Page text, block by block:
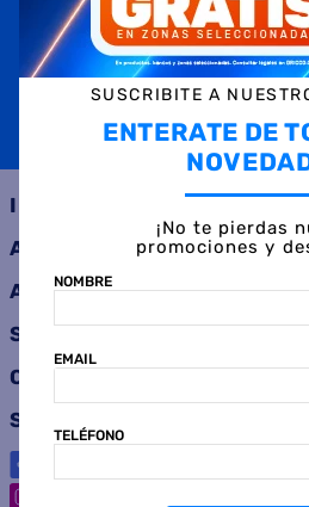
TELÉFONO
INSTITUCIONAL
AYUDA
ATENCIÓN AL CLIENTE
SERVICIOS
CONSUMIDOR
SEGUINOS
SUSCRIBITE A
ENTERATE DE
¡No te pierdas
promociones y
NOMBRE
EMAIL
TELÉFONO